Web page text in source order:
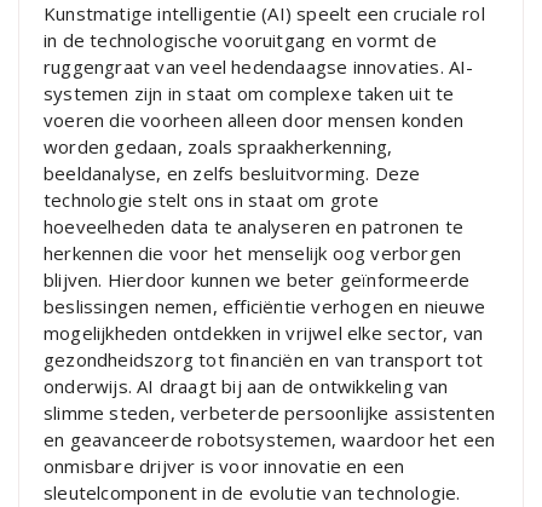
Kunstmatige intelligentie (AI) speelt een cruciale rol
in de technologische vooruitgang en vormt de
ruggengraat van veel hedendaagse innovaties. AI-
systemen zijn in staat om complexe taken uit te
voeren die voorheen alleen door mensen konden
worden gedaan, zoals spraakherkenning,
beeldanalyse, en zelfs besluitvorming. Deze
technologie stelt ons in staat om grote
hoeveelheden data te analyseren en patronen te
herkennen die voor het menselijk oog verborgen
blijven. Hierdoor kunnen we beter geïnformeerde
beslissingen nemen, efficiëntie verhogen en nieuwe
mogelijkheden ontdekken in vrijwel elke sector, van
gezondheidszorg tot financiën en van transport tot
onderwijs. AI draagt bij aan de ontwikkeling van
slimme steden, verbeterde persoonlijke assistenten
en geavanceerde robotsystemen, waardoor het een
onmisbare drijver is voor innovatie en een
sleutelcomponent in de evolutie van technologie.